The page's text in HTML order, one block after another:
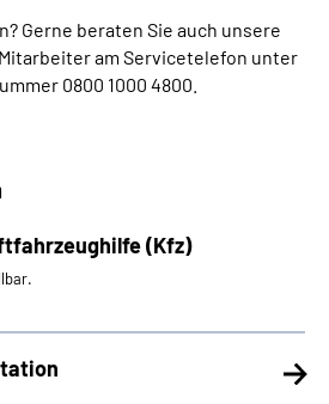
Gerne beraten Sie auch unsere
am Servicetelefon unter
0800 1000 4800.
(Kfz)